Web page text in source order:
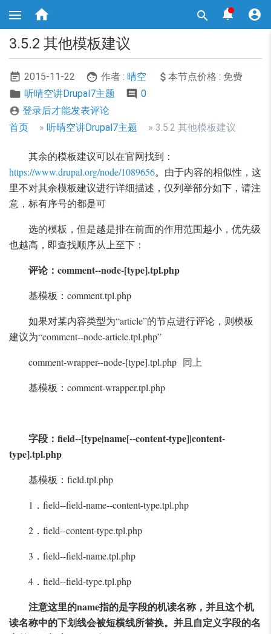
转
容
 


3.5.2 其他模板建议
2015-11-22 作者 : 晴空
本节点价格 : 免费
听晴空讲Drupal7主题
0
 登录后才能发表评论
面
屑
导
航
首页 听晴空讲Drupal7主题 3.5.2 其他模板建议
其余的模板建议可以在官网找到：
https://www.drupal.org/node/1089656。由于内容的相似性，这
里不对其余模板建议进行详细描述，仅列举部分如下，请注
意，标有序号的都是可
选的模板，但是越是排在前面的作用范围越小，优先级
也越高，即查找顺序从上至下：
评论：comment--node-[type].tpl.php
基模板：comment.tpl.php
如果对某内容类型为“article”的节点进行评论，则模板
建议为“comment--node-article.tpl.php”
comment-wrapper--node-[type].tpl.php 同上
基模板：comment-wrapper.tpl.php
字段：field--[type|name[--content-type]|content-
type].tpl.php
基模板：field.tpl.php
1．field--field-name--content-type.tpl.php
2．field--content-type.tpl.php
3．field--field-name.tpl.php
4．field--field-type.tpl.php
注意这里的name指的是字段的机读名称，并且这个机
读名称中的下划线会被短横线所替换。并且自定义字段的名